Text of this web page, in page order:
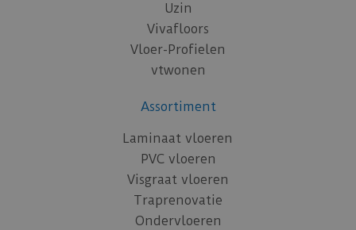
Uzin
Vivafloors
Vloer-Profielen
vtwonen
Assortiment
Laminaat vloeren
PVC vloeren
Visgraat vloeren
Traprenovatie
Ondervloeren